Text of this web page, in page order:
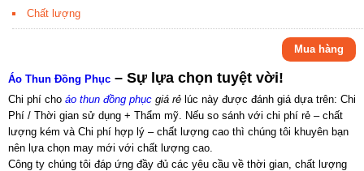
Chất lượng
Mua hàng
Áo Thun Đồng Phục – Sự lựa chọn tuyệt vời!
Chi phí cho áo thun đồng phục giá rẻ lúc này được đánh giá dựa trên: Chi
Phí / Thời gian sử dụng + Thẩm mỹ. Nếu so sánh với chi phí rẻ – chất
lượng kém và Chi phí hợp lý – chất lượng cao thì chúng tôi khuyên bạn
nên lựa chọn may mới với chất lượng cao.
Công ty chúng tôi đáp ứng đầy đủ các yêu cầu về thời gian, chất lượng